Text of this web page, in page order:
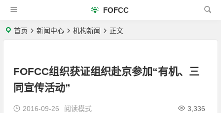
FOFCC
首页 新闻中心 机构新闻 正文
FOFCC组织获证组织赴京参加“有机、三
同宣传活动”
2016-09-26 3,336
阅读模式